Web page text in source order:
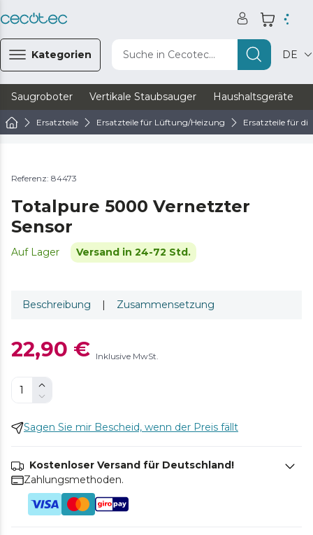
Kategorien Suche in Cecotec... DE
Saugroboter Vertikale Staubsauger Haushaltsgeräte
Ersatzteile Ersatzteile für Lüftung/Heizung Ersatzteile für
Referenz: 84473
Totalpure 5000 Vernetzter
Sensor
Auf Lager Versand in 24-72 Std.
Beschreibung | Zusammensetzung
22,90 € Inklusive MwSt.
Sagen Sie mir Bescheid, wenn der Preis fällt
Kostenloser Versand für Deutschland!
Zahlungsmethoden.